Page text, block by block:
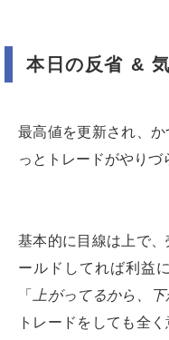
本日の反省 &
最高値を更新され、
っとトレードがやりづ
基本的に目線は上で
ールドしてれば利益
「
上がってるから、
トレードをしても全